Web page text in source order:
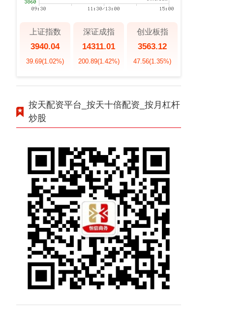
上证指数
3940.04
39.69(1.02%)
深证成指
14311.01
200.89(1.42%)
创业板指
3563.12
47.56(1.35%)
按天配资平台_按天十倍配资_按月杠杆
炒股